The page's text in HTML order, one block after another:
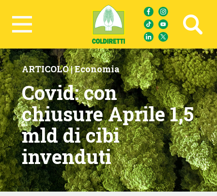
Ricerca avanzata
ARTICOLO |Economia
Covid: con
chiusure Aprile 1,5
mld di cibi
invenduti